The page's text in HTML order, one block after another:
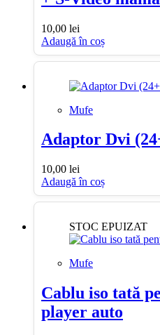
10,00 lei
Adaugă în coș
Mufe
Adaptor Dvi
10,00 lei
Adaugă în coș
STOC EPUIZAT
Mufe
Cablu iso tată
player auto